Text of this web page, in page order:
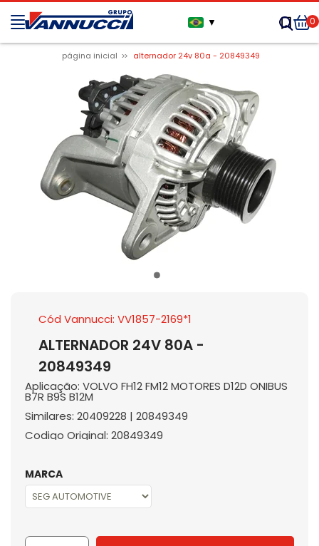
▼ 0
página inicial alternador 24v 80a - 20849349
Cód Vannucci: VV1857-2169*1
ALTERNADOR 24V 80A -
20849349
Aplicação: VOLVO FH12 FM12 MOTORES D12D ONIBUS
B7R B9S B12M
Similares: 20409228 | 20849349
Codigo Original: 20849349
MARCA